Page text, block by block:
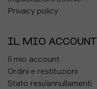
Privacy policy
IL MIO ACCOUNT
Il mio account
Ordini e restituzioni
Stato resi/annullamenti